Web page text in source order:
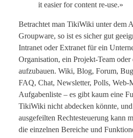
it easier for content re-use.»
Betrachtet man TikiWiki unter dem
Groupware, so ist es sicher gut
Intranet oder Extranet für ein
Organisation, ein Projekt-Team
aufzubauen. Wiki, Blog, Forum,
FAQ, Chat, Newsletter, Polls, Web-
Aufgabenliste – es gibt kaum eine
TikiWiki nicht abdecken könnte,
ausgefeilten Rechtesteuerung kann
die einzelnen Bereiche und